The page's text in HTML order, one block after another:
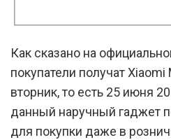
Как сказано на
покупатели получат
вторник, то есть 25 июня
данный наручный гаджет
для покупки даже в